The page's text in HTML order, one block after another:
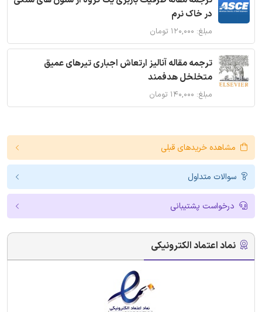
در خاک نرم
مبلغ: ۱۲۰,۰۰۰ تومان
ترجمه مقاله آنالیز ارتعاش اجباری تیرهای عمیق
متخلخل هدفمند
مبلغ: ۱۴۰,۰۰۰ تومان
مشاهده خریدهای قبلی
سوالات متداول
درخواست پشتیبانی
نماد اعتماد الکترونیکی